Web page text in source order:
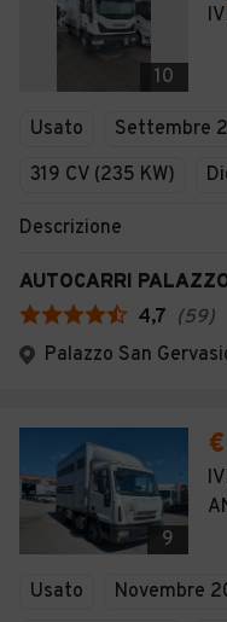
10
Usato Settembre
319 CV (235 KW)
Descrizione
AUTOCARRI
4,7 (59)
Palazzo San
9
Usato Novembre